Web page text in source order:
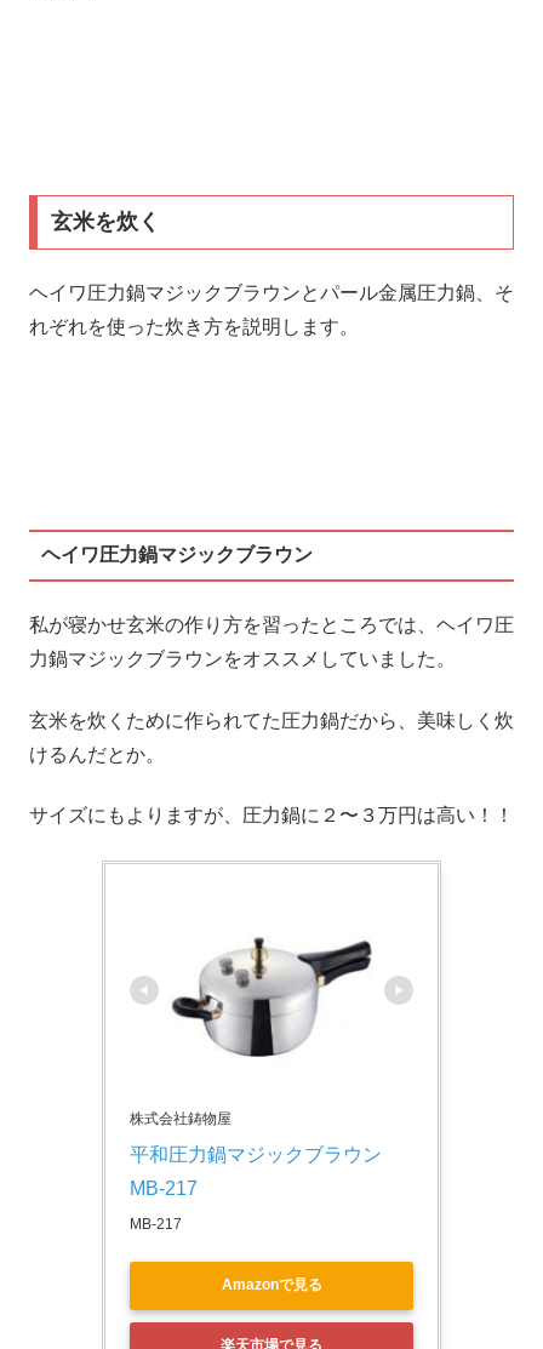
玄米を炊く
ヘイワ圧力鍋マジックブラウンとパール金属圧力鍋、そ
れぞれを使った炊き方を説明します。
ヘイワ圧力鍋マジックブラウン
私が寝かせ玄米の作り方を習ったところでは、ヘイワ圧
力鍋マジックブラウンをオススメしていました。
玄米を炊くために作られてた圧力鍋だから、美味しく炊
けるんだとか。
サイズにもよりますが、圧力鍋に２〜３万円は高い！！
株式会社鋳物屋
平和圧力鍋マジックブラウン
MB-217
MB-217
Amazonで見る
楽天市場で見る